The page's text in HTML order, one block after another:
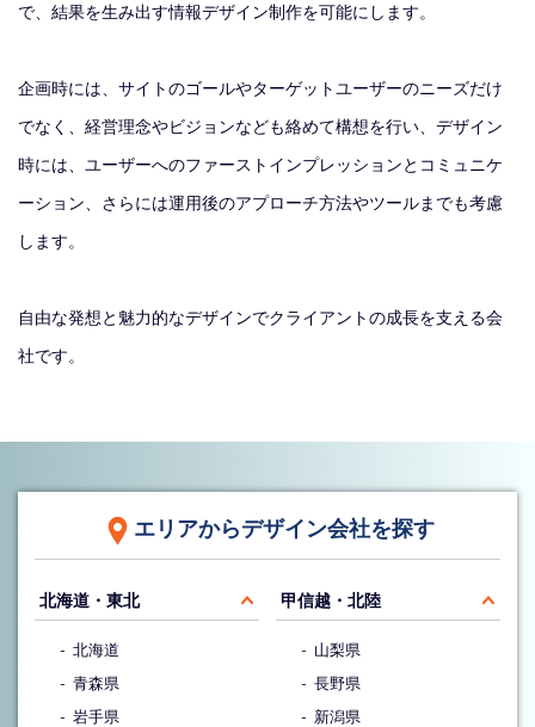
で、結果を生み出す情報デザイン制作を可能にします。
企画時には、サイトのゴールやターゲットユーザーのニーズだけ
でなく、経営理念やビジョンなども絡めて構想を行い、デザイン
時には、ユーザーへのファーストインプレッションとコミュニケ
ーション、さらには運用後のアプローチ方法やツールまでも考慮
します。
自由な発想と魅力的なデザインでクライアントの成長を支える会
社です。
エリアからデザイン会社を探す
北海道・東北
北海道
青森県
岩手県
甲信越・北陸
山梨県
長野県
新潟県